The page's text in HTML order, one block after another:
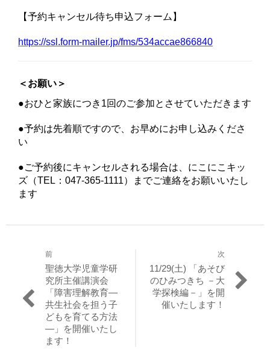
【予約キャンセル待ち申込フォーム】
https://ssl.form-mailer.jp/fms/534accae866840
＜お願い＞
●おひと家族につき1回のご参加とさせていただきます
●予約は先着順ですので、お早めにお申し込みくださ
い
●ご予約後にキャンセルされる場合は、にこにこキッ
ズ（TEL：047-365-1111）までご連絡をお願いいたし
ます
ナ
前
過
去
の
投
稿:
聖徳大学児童学研
究所主催講演会
「障害理解教育―
共生社会を担う子
どもを育てる方法
―」を開催いたし
ます！
次
次
の
投
11/29(土) 「あそび
のひみつきち －大
学探検編－」を開
催いたします！